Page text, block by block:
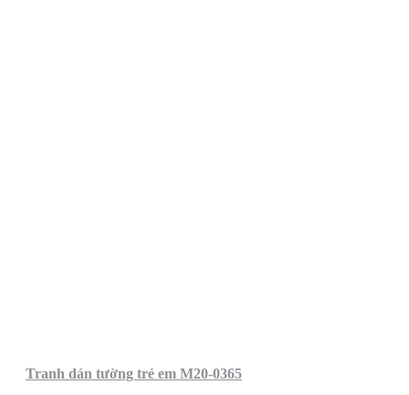
Tranh dán tường trẻ em M20-0365